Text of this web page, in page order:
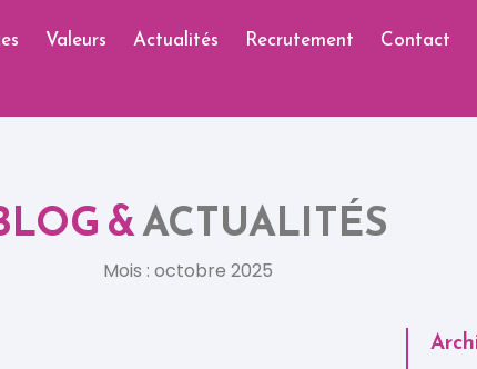
Valeurs Actualités Recrutement Contact
&ACTUALITÉS
Mois : octobre 2025